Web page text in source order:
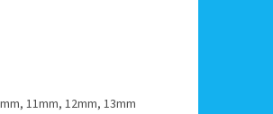
11mm, 12mm, 13mm